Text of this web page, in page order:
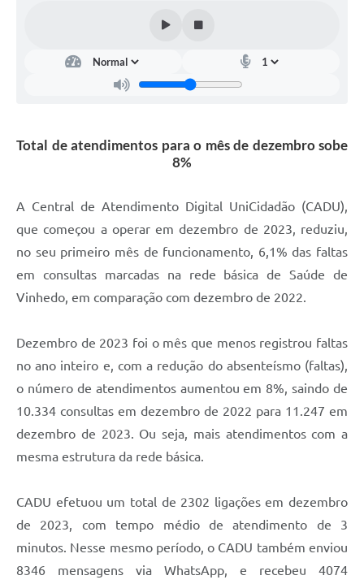
Carta de Serviços
Links Úteis
Total de atendimentos para o mês de dezembro sobe
8%
A Central de Atendimento Digital UniCidadão (CADU),
que começou a operar em dezembro de 2023, reduziu,
no seu primeiro mês de funcionamento, 6,1% das faltas
em consultas marcadas na rede básica de Saúde de
Vinhedo, em comparação com dezembro de 2022.
Dezembro de 2023 foi o mês que menos registrou faltas
no ano inteiro e, com a redução do absenteísmo (faltas),
o número de atendimentos aumentou em 8%, saindo de
10.334 consultas em dezembro de 2022 para 11.247 em
dezembro de 2023. Ou seja, mais atendimentos com a
mesma estrutura da rede básica.
CADU efetuou um total de 2302 ligações em dezembro
de 2023, com tempo médio de atendimento de 3
minutos. Nesse mesmo período, o CADU também enviou
8346 mensagens via WhatsApp, e recebeu 4074